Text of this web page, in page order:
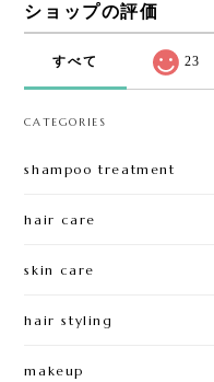
ショップの評価
すべて 23
CATEGORIES
shampoo treatment
hair care
skin care
hair styling
makeup